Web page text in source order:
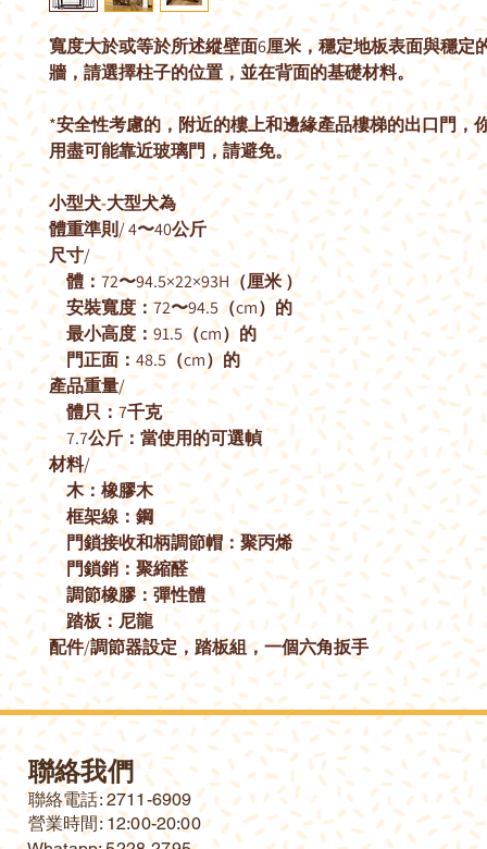
寬度大於或等於所述縱壁面6厘米，穩定地板表面與穩定
牆，請選擇柱子的位置，並在背面的基礎材料。
*安全性考慮的，附近的樓上和邊緣產品樓梯的出口門，
用盡可能靠近玻璃門，請避免。
小型犬-大型犬為
體重準則/ 4〜40公斤
尺寸/
體：72〜94.5×22×93H（厘米 ）
安裝寬度：72〜94.5（cm）的
最小高度：91.5（cm）的
門正面：48.5（cm）的
產品重量/
體只：7千克
7.7公斤：當使用的可選幀
材料/
木：橡膠木
框架線：鋼
門鎖接收和柄調節帽：聚丙烯
門鎖銷：聚縮醛
調節橡膠：彈性體
踏板：尼龍
配件/調節器設定，踏板組，一個六角扳手
聯絡我們
​聯絡電話: 2711-6909
營業時間: 12:00-20:00